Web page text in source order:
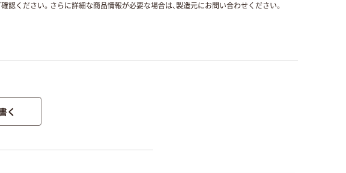
ください。さらに詳細な商品情報が必要な場合は、製造元にお問い合わせください。
く